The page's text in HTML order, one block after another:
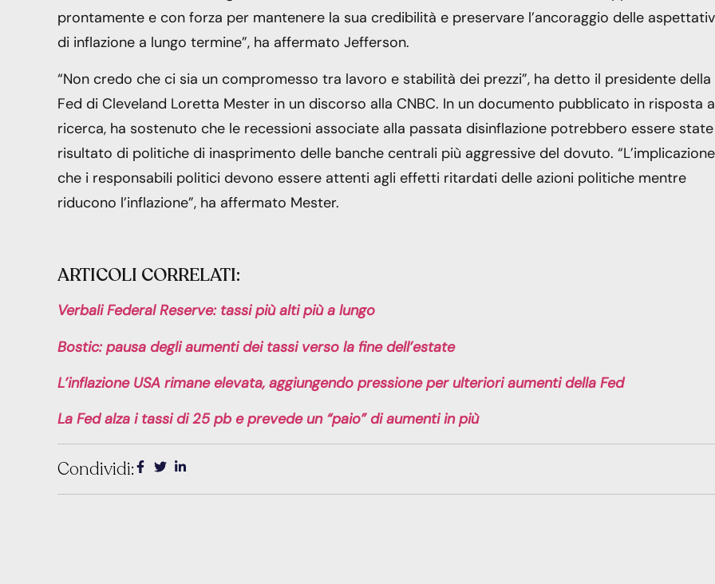
prontamente e con forza per mantenere la sua credibilità e preservare l’ancoraggio delle
di inflazione a lungo termine”, ha affermato Jefferson.
“Non credo che ci sia un compromesso tra lavoro e stabilità dei prezzi”, ha detto il presidente della
Fed di Cleveland Loretta Mester in un discorso alla CNBC. In un documento pubblicato in risposta
ricerca, ha sostenuto che le recessioni associate alla passata disinflazione potrebbero essere
risultato di politiche di inasprimento delle banche centrali più aggressive del dovuto.
che i responsabili politici devono essere attenti agli effetti ritardati delle azioni politiche mentre
riducono l’inflazione”, ha affermato Mester.
ARTICOLI CORRELATI:
Verbali Federal Reserve: tassi più alti più a lungo
Bostic: pausa degli aumenti dei tassi verso la fine dell’estate
L’inflazione USA rimane elevata, aggiungendo pressione per ulteriori aumenti della Fed
La Fed alza i tassi di 25 pb e prevede un “paio” di aumenti in più
Condividi: